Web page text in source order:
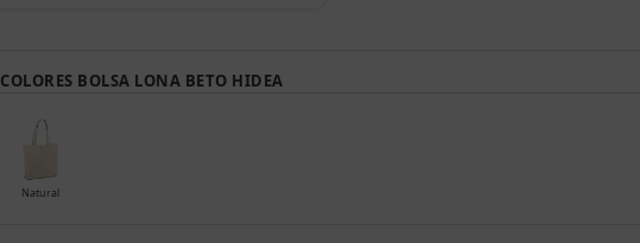
COLORES BOLSA LONA BETO HIDEA
Natural